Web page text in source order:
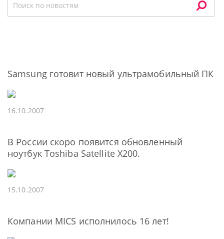
Samsung готовит новый ультрамобильный ПК
16.10.2007
В России скоро появится обновленный
ноутбук Toshiba Satellite X200.
15.10.2007
Компании MICS исполнилось 16 лет!